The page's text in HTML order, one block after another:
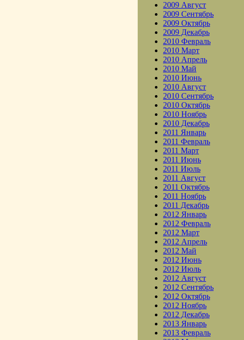
2009 Август
2009 Сентябрь
2009 Октябрь
2009 Декабрь
2010 Февраль
2010 Март
2010 Апрель
2010 Май
2010 Июнь
2010 Август
2010 Сентябрь
2010 Октябрь
2010 Ноябрь
2010 Декабрь
2011 Январь
2011 Февраль
2011 Март
2011 Июнь
2011 Июль
2011 Август
2011 Октябрь
2011 Ноябрь
2011 Декабрь
2012 Январь
2012 Февраль
2012 Март
2012 Апрель
2012 Май
2012 Июнь
2012 Июль
2012 Август
2012 Сентябрь
2012 Октябрь
2012 Ноябрь
2012 Декабрь
2013 Январь
2013 Февраль